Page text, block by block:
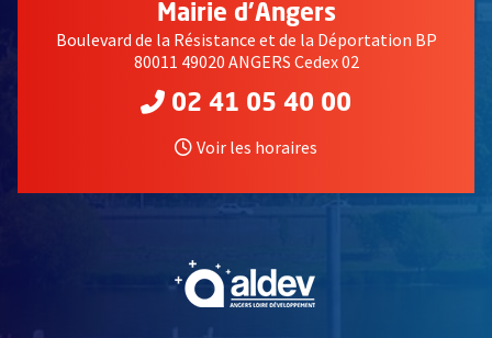
Mairie d'Angers
Boulevard de la Résistance et de la Déportation BP
80011 49020 ANGERS Cedex 02
02 41 05 40 00
Voir les horaires